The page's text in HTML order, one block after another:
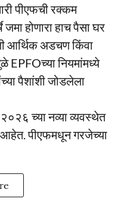
पीएफची रक्कम
जमा होणारा हाच पैसा घर
आर्थिक अडचण किंवा
EPFOच्या नियमांमध्ये
पैशांशी जोडलेला
च्या नव्या व्यवस्थेत
पीएफमधून गरजेच्या